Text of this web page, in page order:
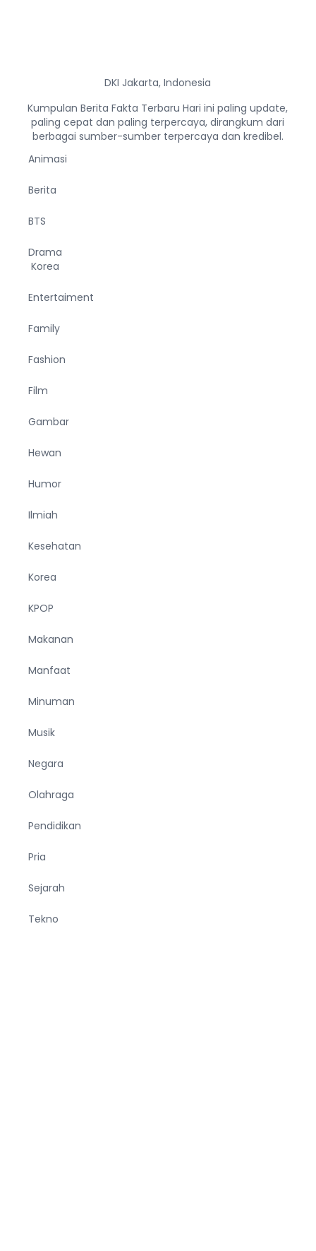
DKI Jakarta, Indonesia
Kumpulan Berita Fakta Terbaru Hari ini paling update,
paling cepat dan paling terpercaya, dirangkum dari
berbagai sumber-sumber terpercaya dan kredibel.
Animasi
Berita
BTS
Drama
Korea
Entertaiment
Family
Fashion
Film
Gambar
Hewan
Humor
Ilmiah
Kesehatan
Korea
KPOP
Makanan
Manfaat
Minuman
Musik
Negara
Olahraga
Pendidikan
Pria
Sejarah
Tekno